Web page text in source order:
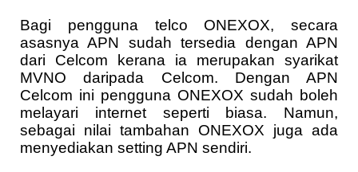
Bagi pengguna telco ONEXOX, secara
asasnya APN sudah tersedia dengan APN
dari Celcom kerana ia merupakan syarikat
MVNO daripada Celcom. Dengan APN
Celcom ini pengguna ONEXOX sudah boleh
melayari internet seperti biasa. Namun,
sebagai nilai tambahan ONEXOX juga ada
menyediakan setting APN sendiri.